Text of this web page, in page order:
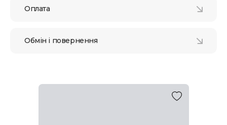
Оплата
Обмін і повернення